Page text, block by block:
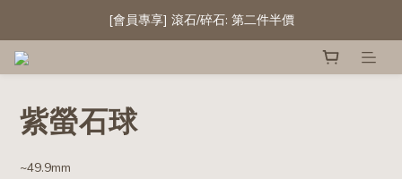
成為會員 首次購物滿HK$300即享10%折扣!
[會員專享] 滾石/碎石: 第二件半價
紫螢石球
~49.9mm